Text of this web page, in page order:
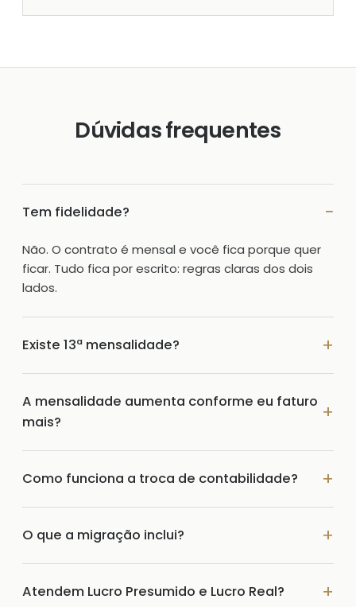
Dúvidas frequentes
Tem fidelidade?
Não. O contrato é mensal e você fica porque quer
ficar. Tudo fica por escrito: regras claras dos dois
lados.
Existe 13ª mensalidade?
A mensalidade aumenta conforme eu faturo
mais?
Como funciona a troca de contabilidade?
O que a migração inclui?
Atendem Lucro Presumido e Lucro Real?